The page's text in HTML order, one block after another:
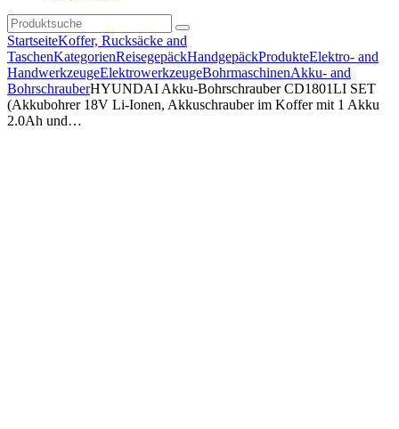
StartseiteKoffer, Rucksäcke and
TaschenKategorienReisegepäckHandgepäckProdukteElektro- and
HandwerkzeugeElektrowerkzeugeBohrmaschinenAkku- and
BohrschrauberHYUNDAI Akku-Bohrschrauber CD1801LI SET
(Akkubohrer 18V Li-Ionen, Akkuschrauber im Koffer mit 1 Akku
2.0Ah und…